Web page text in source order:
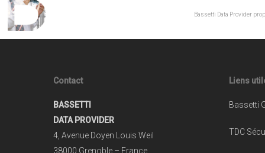
Bassetti Data Provider
Contact
BASSETTI
DATA PROVIDER
4, Avenue Doyen Louis Weil
38000 Grenoble – France
Liens
Bassetti
TDC